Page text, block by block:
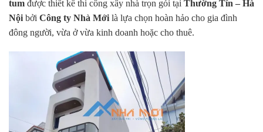
tum được thiết kế thi công xây nhà trọn gói tại Thường Tín – Hà
Nội bởi Công ty Nhà Mới là lựa chọn hoàn hảo cho gia đình
đông người, vừa ở vừa kinh doanh hoặc cho thuê.